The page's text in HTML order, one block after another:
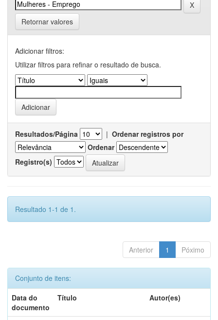
Retornar valores
Adicionar filtros:
Utilizar filtros para refinar o resultado de busca.
Resultados/Página | Ordenar registros por
Ordenar
Registro(s)
Resultado 1-1 de 1.
Anterior 1 Póximo
Conjunto de itens:
Data do
documento
Título Autor(es)